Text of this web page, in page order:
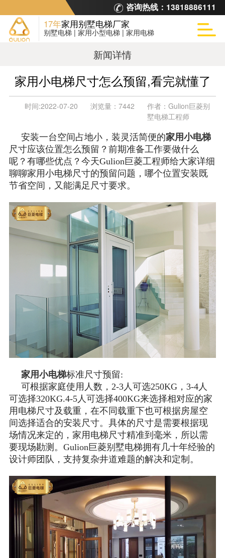
咨询热线： 13818886111
17年家用别墅电梯厂家
别墅电梯 | 家用小型电梯 | 家用电梯
新闻详情
家用小电梯尺寸怎么预留,看完就懂了
时间:2022-07-20 浏览量： 7442 作者： Gulion巨菱别
墅电梯工程师
安装一台空间占地小，装灵活简便的家用小电梯
尺寸应该位置怎么预留？前期准备工作要做什么
呢？有哪些优点？今天Gulion巨菱工程师给大家详细
聊聊家用小电梯尺寸的预留问题，哪个位置安装既
节省空间，又能满足尺寸要求。
家用小电梯标准尺寸预留:
可根据家庭使用人数，2-3人可选250KG，3-4人
可选择320KG.4-5人可选择400KG来选择相对应的家
用电梯尺寸及载重，在不同载重下也可根据房屋空
间选择适合的安装尺寸。具体的尺寸是需要根据现
场情况来定的，家用电梯尺寸精准到毫米，所以需
要现场勘测。Gulion巨菱别墅电梯拥有几十年经验的
设计师团队，支持复杂井道难题的解决和定制。